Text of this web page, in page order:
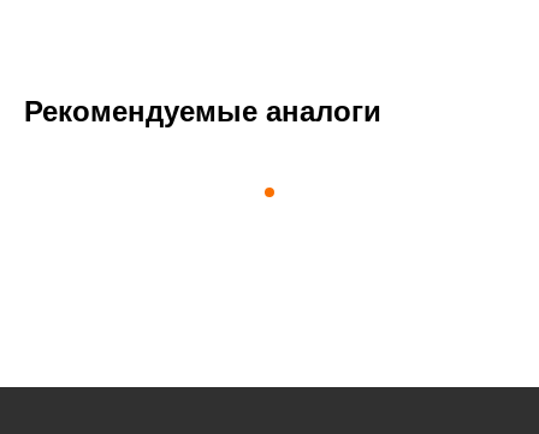
Рекомендуемые аналоги